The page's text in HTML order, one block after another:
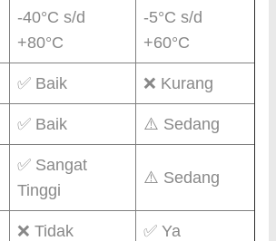
-40°C s/d
+80°C
-5°C s/d
+60°C
✅ Baik ❌ Kurang
✅ Baik ⚠️ Sedang
✅ Sangat
Tinggi
⚠️ Sedang
❌ Tidak ✅ Ya